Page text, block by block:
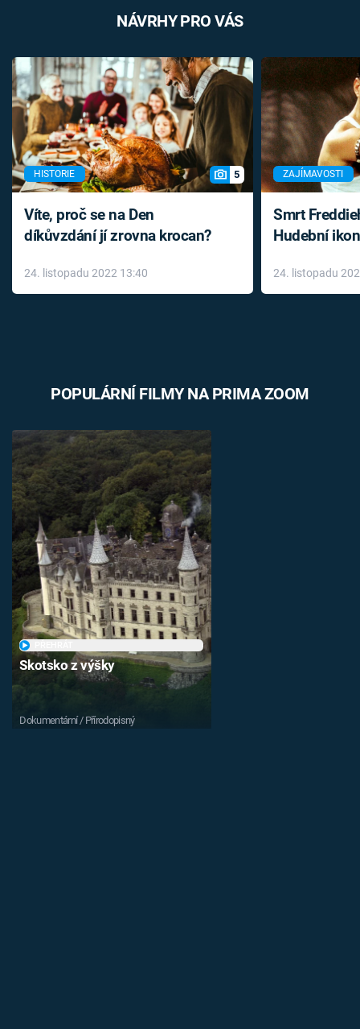
NÁVRHY PRO VÁS
HISTORIE 5
Víte, proč se na Den
díkůvzdání jí zrovna krocan?
24. listopadu 2022 13:40
ZAJÍMAVOSTI
Smrt
Hudební
léky
24. listopadu
POPULÁRNÍ FILMY NA PRIMA ZOOM
Skotsko z výšky
Dokumentární / Přírodopisný